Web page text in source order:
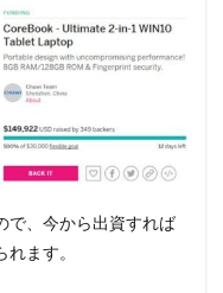
で、今から出資すれば
ます。